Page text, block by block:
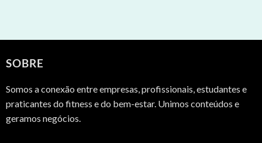
SOBRE
Somos a conexão entre empresas, profissionais, estudantes e
praticantes do fitness e do bem-estar. Unimos conteúdos e
geramos negócios.